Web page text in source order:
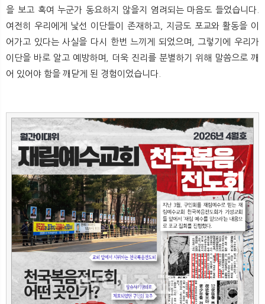
을 보고 혹여 누군가 동요하지 않을지 염려되는 마음도 들었습니다.
여전히 우리에게 낯선 이단들이 존재하고, 지금도 포교와 활동을 이
어가고 있다는 사실을 다시 한번 느끼게 되었으며, 그렇기에 우리가
이단을 바로 알고 예방하며, 더욱 진리를 분별하기 위해 말씀으로 깨
어 있어야 함을 깨닫게 된 경험이었습니다.